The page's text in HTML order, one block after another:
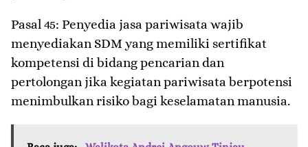
Pasal 45: Penyedia jasa pariwisata wajib
menyediakan SDM yang memiliki sertifikat
kompetensi di bidang pencarian dan
pertolongan jika kegiatan pariwisata berpotensi
menimbulkan risiko bagi keselamatan manusia.